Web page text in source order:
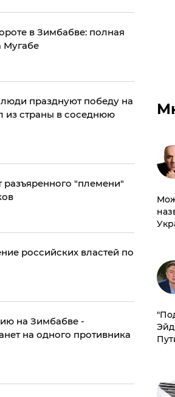
в Зимбабве: полная
Мугабе
празднуют победу на
из страны в соседнюю
разъяренного "племени"
российских властей по
на Зимбабве -
на одного противника